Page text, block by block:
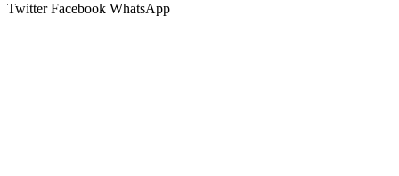
TwitterFacebook WhatsApp